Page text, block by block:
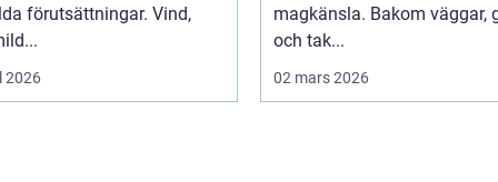
förutsättningar. Vind,
2026
magkänsla. Bakom väggar,
och tak...
02 mars 2026